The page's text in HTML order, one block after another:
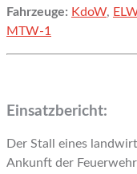
Fahrzeuge: KdoW,
MTW-1
Einsatzbericht:
Der Stall eines
Ankunft der